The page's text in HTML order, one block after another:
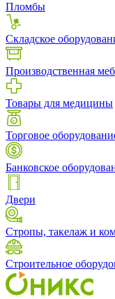
Пломбы
Складское
Производственная
Товары для медицины
Торговое
Банковское
Двери
Стропы, такелаж и
Строительное